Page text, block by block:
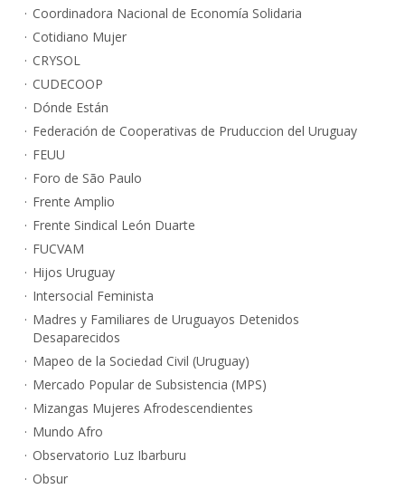
Coordinadora Nacional de Economía Solidaria
Cotidiano Mujer
CRYSOL
CUDECOOP
Dónde Están
Federación de Cooperativas de Pruduccion del Uruguay
FEUU
Foro de São Paulo
Frente Amplio
Frente Sindical León Duarte
FUCVAM
Hijos Uruguay
Intersocial Feminista
Madres y Familiares de Uruguayos Detenidos
Desaparecidos
Mapeo de la Sociedad Civil (Uruguay)
Mercado Popular de Subsistencia (MPS)
Mizangas Mujeres Afrodescendientes
Mundo Afro
Observatorio Luz Ibarburu
Obsur